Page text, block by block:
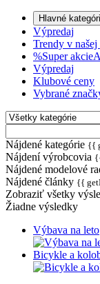
Hlavné
Výpredaj
Trendy v
%Super akcie
Výpredaj
Klubové ceny
Vybrané
Nájdené kategórie {{
Nájdení výrobcovia
Nájdené modelové
Nájdené články {{
Zobraziť všetky
Žiadne výsledky
Výbava na leto
Bicykle a